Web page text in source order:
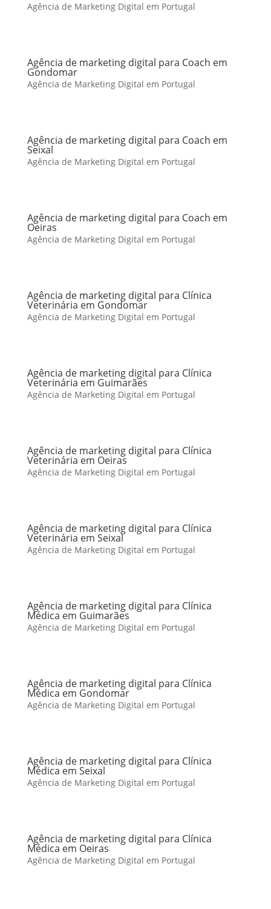
Agência de Marketing Digital em Portugal
Agência de marketing digital para Coach em
Gondomar
Agência de Marketing Digital em Portugal
Agência de marketing digital para Coach em
Seixal
Agência de Marketing Digital em Portugal
Agência de marketing digital para Coach em
Oeiras
Agência de Marketing Digital em Portugal
Agência de marketing digital para Clínica
Veterinária em Gondomar
Agência de Marketing Digital em Portugal
Agência de marketing digital para Clínica
Veterinária em Guimarães
Agência de Marketing Digital em Portugal
Agência de marketing digital para Clínica
Veterinária em Oeiras
Agência de Marketing Digital em Portugal
Agência de marketing digital para Clínica
Veterinária em Seixal
Agência de Marketing Digital em Portugal
Agência de marketing digital para Clínica
Médica em Guimarães
Agência de Marketing Digital em Portugal
Agência de marketing digital para Clínica
Médica em Gondomar
Agência de Marketing Digital em Portugal
Agência de marketing digital para Clínica
Médica em Seixal
Agência de Marketing Digital em Portugal
Agência de marketing digital para Clínica
Médica em Oeiras
Agência de Marketing Digital em Portugal